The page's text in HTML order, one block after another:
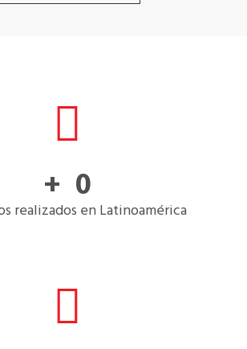
realizados en Latinoamérica
+ 0